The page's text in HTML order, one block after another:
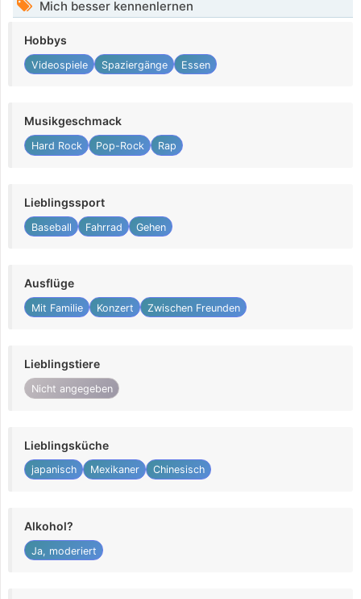
Mich besser kennenlernen
Hobbys
Videospiele Spaziergänge Essen
Musikgeschmack
Hard Rock Pop-Rock Rap
Lieblingssport
Baseball Fahrrad Gehen
Ausflüge
Mit Familie Konzert Zwischen Freunden
Lieblingstiere
Nicht angegeben
Lieblingsküche
japanisch Mexikaner Chinesisch
Alkohol?
Ja, moderiert